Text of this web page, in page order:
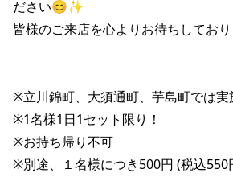
ださい😊✨
皆様のご来店を心よりお待ちしてお
※立川錦町、大須通町、芋島町では実
※1名様1日1セット限り！
※お持ち帰り不可
※別途、１名様につき500円 (税込550